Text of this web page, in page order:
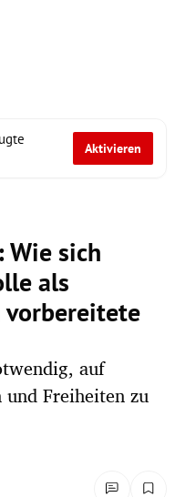
Aktivieren
sich
als
auf
Freiheiten zu